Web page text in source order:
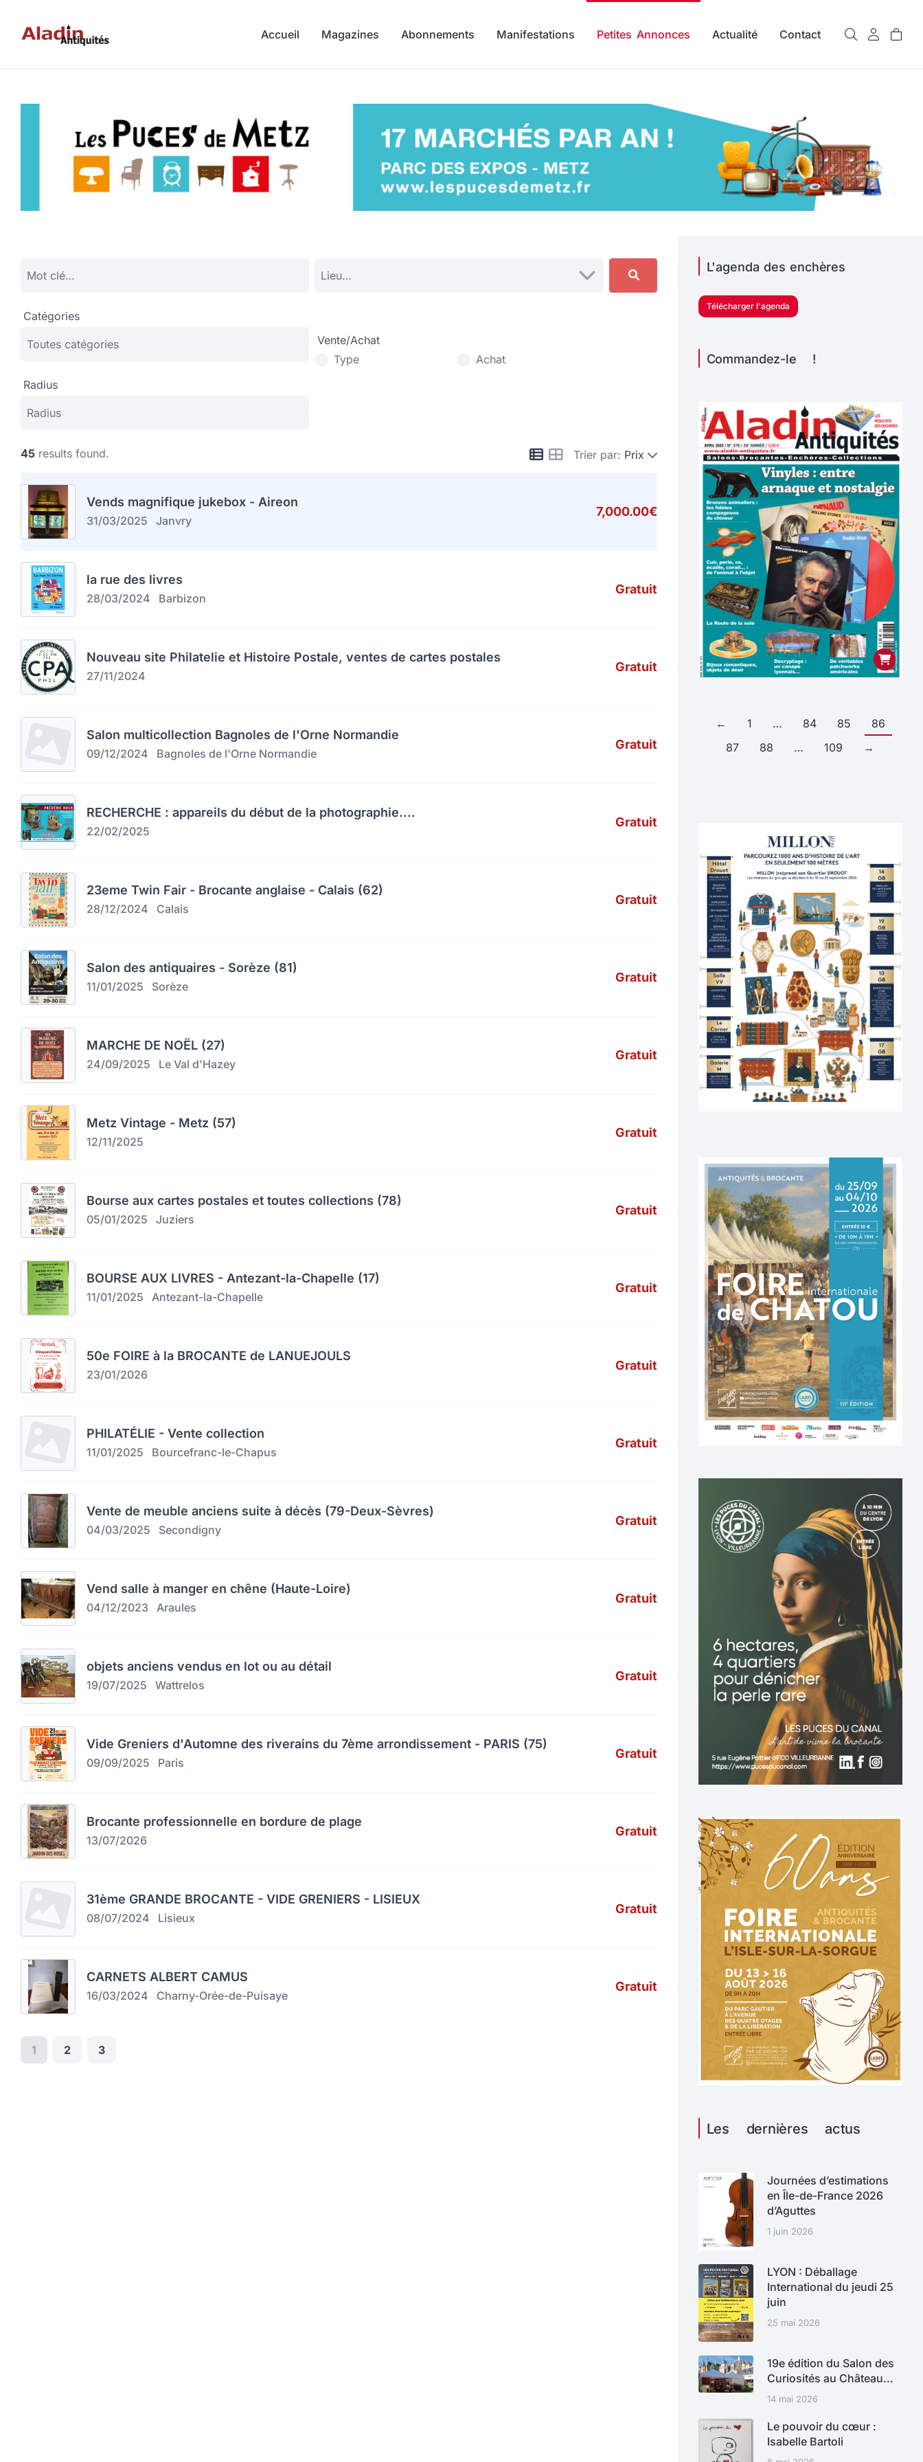
Accueil Magazines Abonnements Manifestations Petites Annonces Actualité Contact
Catégories
Vente/Achat
Type
Achat
Radius
Trier par: Prix
45 results found.
Vends magnifique jukebox - Aireon
31/03/2025 Janvry
7,000.00€
la rue des livres
28/03/2024 Barbizon
Gratuit
Nouveau site Philatelie et Histoire Postale, ventes de cartes postales
27/11/2024
Gratuit
Salon multicollection Bagnoles de l'Orne Normandie
09/12/2024 Bagnoles de l'Orne Normandie
Gratuit
RECHERCHE : appareils du début de la photographie....
22/02/2025
Gratuit
23eme Twin Fair - Brocante anglaise - Calais (62)
28/12/2024 Calais
Gratuit
Salon des antiquaires - Sorèze (81)
11/01/2025 Sorèze
Gratuit
MARCHE DE NOËL (27)
24/09/2025 Le Val d'Hazey
Gratuit
Metz Vintage - Metz (57)
12/11/2025
Gratuit
Bourse aux cartes postales et toutes collections (78)
05/01/2025 Juziers
Gratuit
BOURSE AUX LIVRES - Antezant-la-Chapelle (17)
11/01/2025 Antezant-la-Chapelle
Gratuit
50e FOIRE à la BROCANTE de LANUEJOULS
23/01/2026
Gratuit
PHILATÉLIE - Vente collection
11/01/2025 Bourcefranc-le-Chapus
Gratuit
Vente de meuble anciens suite à décès (79-Deux-Sèvres)
04/03/2025 Secondigny
Gratuit
Vend salle à manger en chêne (Haute-Loire)
04/12/2023 Araules
Gratuit
objets anciens vendus en lot ou au détail
19/07/2025 Wattrelos
Gratuit
Vide Greniers d'Automne des riverains du 7ème arrondissement - PARIS (75)
09/09/2025 Paris
Gratuit
Brocante professionnelle en bordure de plage
13/07/2026
Gratuit
31ème GRANDE BROCANTE - VIDE GRENIERS - LISIEUX
08/07/2024 Lisieux
Gratuit
CARNETS ALBERT CAMUS
16/03/2024 Charny-Orée-de-Puisaye
Gratuit
1 2 3
L'agenda des enchères
Télécharger l'agenda
Commandez-le !
← 1 … 84 85
86
87
88 … 109 →
Les dernières actus
Journées d’estimations
en Île-de-France 2026
d’Aguttes
1 juin 2026
LYON : Déballage
International du jeudi 25
juin
25 mai 2026
19e édition du Salon des
Curiosités au Château…
14 mai 2026
Le pouvoir du cœur :
Isabelle Bartoli